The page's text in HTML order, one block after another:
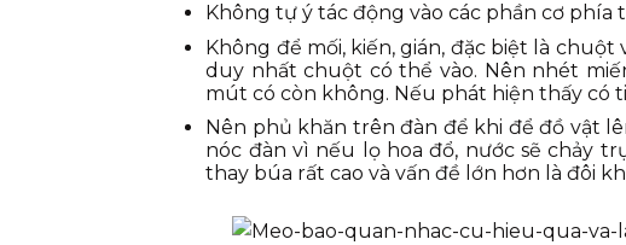
Không tự ý tác động vào các phần cơ phía
Không để mối, kiến, gián, đặc biệt là
duy nhất chuột có thể vào. Nên nhét
mút có còn không. Nếu phát hiện thấy
Nên phủ khăn trên đàn để khi để đồ vật
nóc đàn vì nếu lọ hoa đổ, nước sẽ chảy
thay búa rất cao và vấn đề lớn hơn là đôi